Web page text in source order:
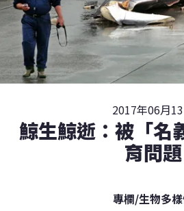
2017年06月
鯨生鯨逝：被「名
育問題
專欄/生物多